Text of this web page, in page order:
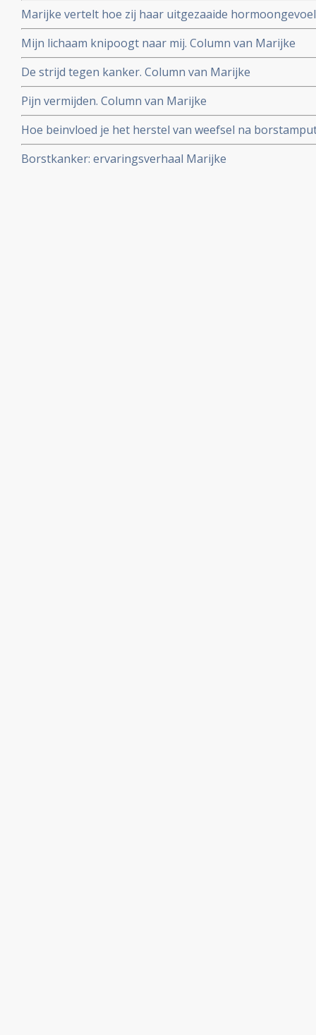
Marijke vertelt hoe zij haar uitgezaaide
onder controle houdt met complementaire aanpak en
reguliere ingrepen
Mijn lichaam knipoogt naar mij. Column van Marijke
De strijd tegen kanker. Column van Marijke
Pijn vermijden. Column van Marijke
Hoe beinvloed je het herstel van weefsel na
Borstkanker: ervaringsverhaal Marijke